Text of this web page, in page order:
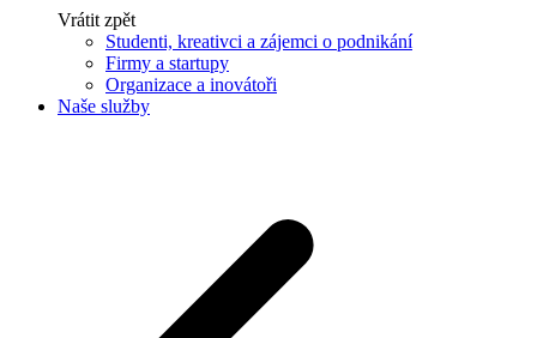
Vrátit zpět
Studenti, kreativci a zájemci o podnikání
Firmy a startupy
Organizace a inovátoři
Naše služby